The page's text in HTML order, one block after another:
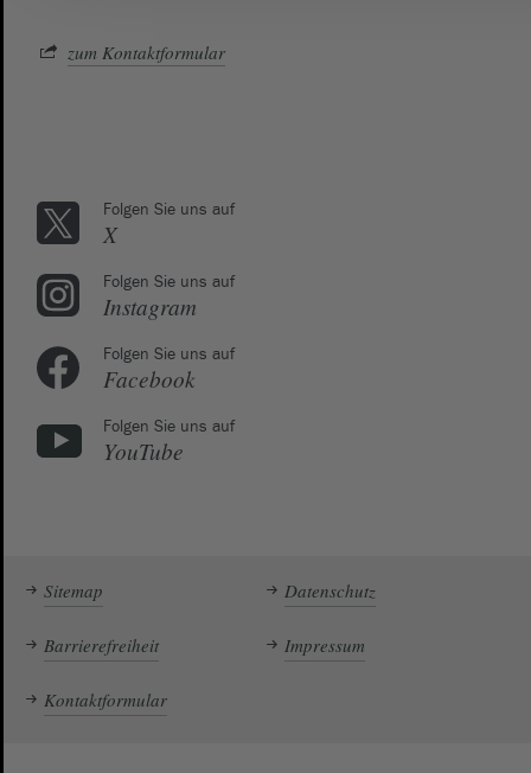
zum Kontaktformular
Folgen Sie uns auf
X
Folgen Sie uns auf
Instagram
Folgen Sie uns auf
Facebook
Folgen Sie uns auf
YouTube
Sitemap Datenschutz
Barrierefreiheit Impressum
Kontaktformular